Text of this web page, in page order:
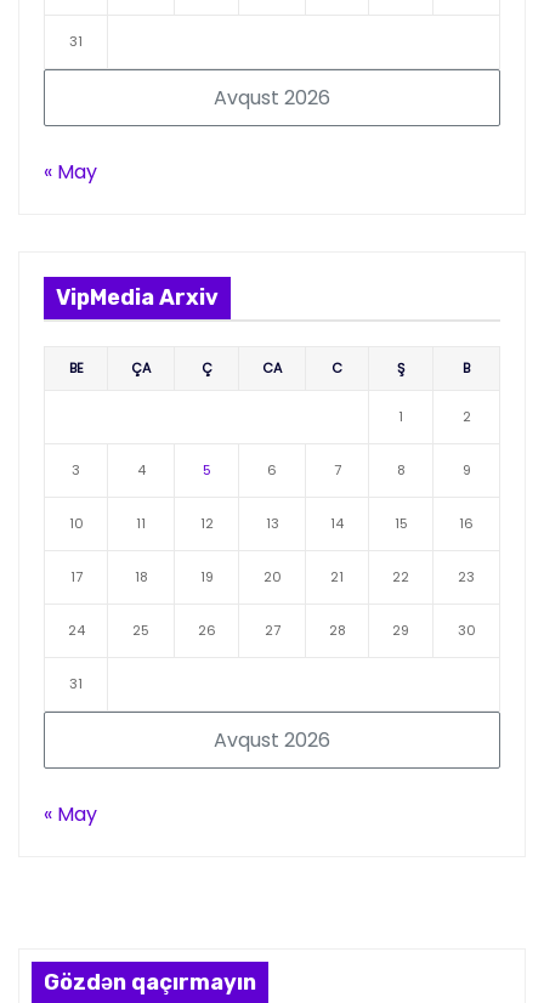
Avqust 2026
31
« May
VipMedia Arxiv
Avqust 2026
BE ÇA Ç CA C Ş B
1 2
3 4 5 6 7 8 9
10 11 12 13 14 15 16
17 18 19 20 21 22 23
24 25 26 27 28 29 30
31
« May
Gözdən qaçırmayın